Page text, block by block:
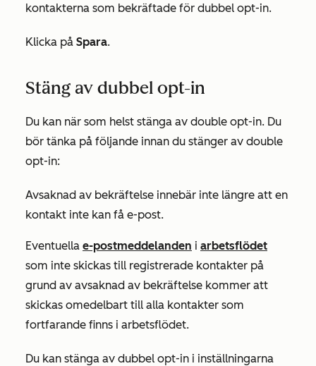
kontakterna som bekräftade för dubbel opt-in.
Klicka på Spara.
Stäng av dubbel opt-in
Du kan när som helst stänga av double opt-in. Du
bör tänka på följande innan du stänger av double
opt-in:
Avsaknad av bekräftelse innebär inte längre att en
kontakt inte kan få e-post.
Eventuella e-postmeddelanden i arbetsflödet
som inte skickas till registrerade kontakter på
grund av avsaknad av bekräftelse kommer att
skickas omedelbart till alla kontakter som
fortfarande finns i arbetsflödet.
Du kan stänga av dubbel opt-in i inställningarna